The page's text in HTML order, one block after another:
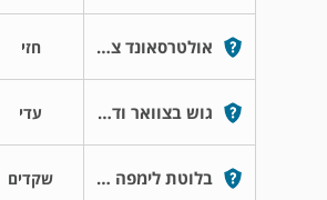
אולטרסאונד צוואר חזי
גוש בצוואר ודימום בשיעול ילד בן 3 עדי
בלוטת לימפה נפוחה בצוואר שקדים